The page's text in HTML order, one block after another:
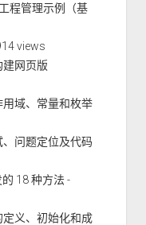
程管理示例（基
views
建网页版
域、常量和枚举
问题定位及代码
18 种方法-
义、初始化和成